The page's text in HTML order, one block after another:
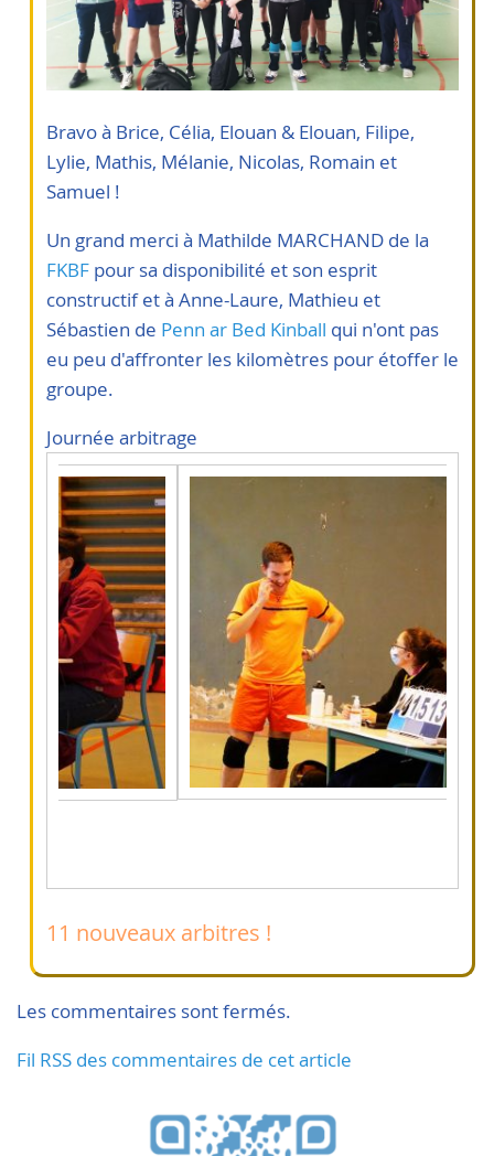
Bravo à Brice, Célia, Elouan & Elouan, Filipe,
Lylie, Mathis, Mélanie, Nicolas, Romain et
Samuel !
Un grand merci à Mathilde MARCHAND de la
FKBF pour sa disponibilité et son esprit
constructif et à Anne-Laure, Mathieu et
Sébastien de Penn ar Bed Kinball qui n'ont pas
eu peu d'affronter les kilomètres pour étoffer le
groupe.
Journée arbitrage
11 nouveaux arbitres !
Les commentaires sont fermés.
Fil RSS des commentaires de cet article